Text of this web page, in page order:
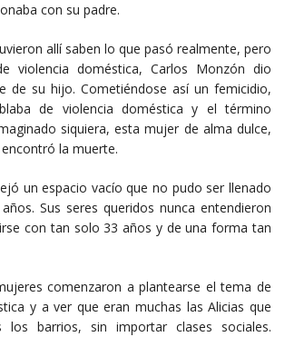
con su padre.
allí saben lo que pasó realmente, pero
violencia doméstica, Carlos Monzón dio
de su hijo. Cometiéndose así un femicidio,
de violencia doméstica y el término
siquiera, esta mujer de alma dulce,
la muerte.
un espacio vacío que no pudo ser llenado
Sus seres queridos nunca entendieron
con tan solo 33 años y de una forma tan
comenzaron a plantearse el tema de
y a ver que eran muchas las Alicias que
los barrios, sin importar clases sociales.